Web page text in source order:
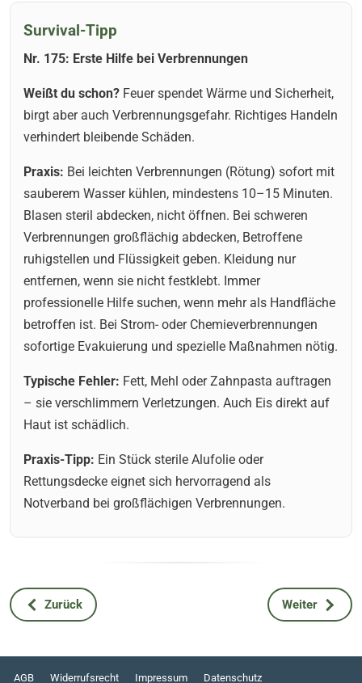
Survival-Tipp
Nr. 175: Erste Hilfe bei Verbrennungen
Weißt du schon? Feuer spendet Wärme und Sicherheit,
birgt aber auch Verbrennungsgefahr. Richtiges Handeln
verhindert bleibende Schäden.
Praxis: Bei leichten Verbrennungen (Rötung) sofort mit
sauberem Wasser kühlen, mindestens 10–15 Minuten.
Blasen steril abdecken, nicht öffnen. Bei schweren
Verbrennungen großflächig abdecken, Betroffene
ruhigstellen und Flüssigkeit geben. Kleidung nur
entfernen, wenn sie nicht festklebt. Immer
professionelle Hilfe suchen, wenn mehr als Handfläche
betroffen ist. Bei Strom- oder Chemieverbrennungen
sofortige Evakuierung und spezielle Maßnahmen nötig.
Typische Fehler: Fett, Mehl oder Zahnpasta auftragen
– sie verschlimmern Verletzungen. Auch Eis direkt auf
Haut ist schädlich.
Praxis-Tipp: Ein Stück sterile Alufolie oder
Rettungsdecke eignet sich hervorragend als
Notverband bei großflächigen Verbrennungen.
Vorheriger Beitrag: Bilder vom Realistic-Survival-Kurs in
Zurück
Nächster
Weiter
AGB Widerrufsrecht Impressum Datenschutz